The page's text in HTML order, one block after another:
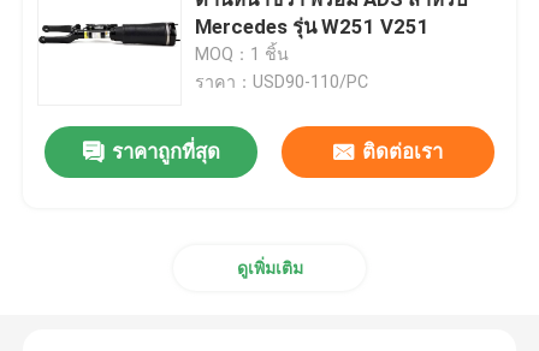
คอมเพรสเซอร์แอร์ระงับ
โช้คอัพระบบกันสะเทือนของอากาศ
Mercedes รุ่น W251 V251
MOQ：1 ชิ้น
ราคา：USD90-110/PC
ราคาถูกที่สุด ติดต่อเรา
ดูเพิ่มเติม